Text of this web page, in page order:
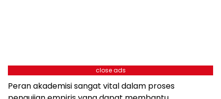
close ads
Peran akademisi sangat vital dalam proses